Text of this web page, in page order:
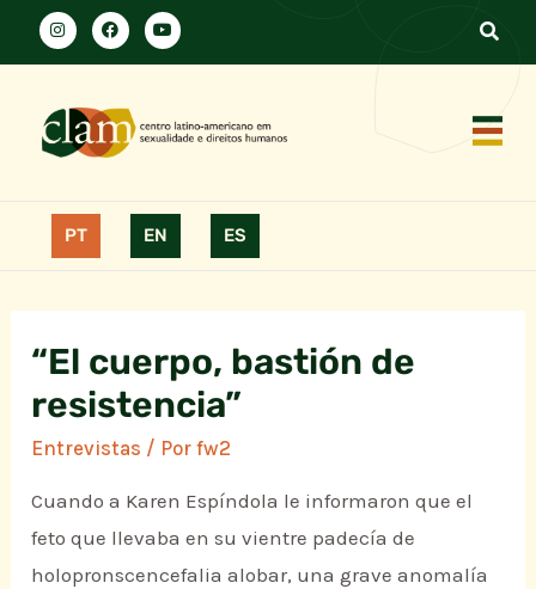
PT EN ES
“El cuerpo, bastión de
resistencia”
Entrevistas / Porfw2
Cuando a Karen Espíndola le informaron que el
feto que llevaba en su vientre padecía de
holopronscencefalia alobar, una grave anomalía